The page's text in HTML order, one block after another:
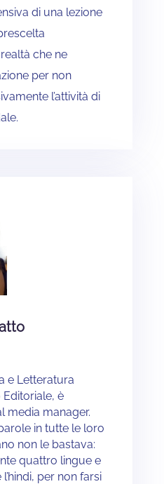
di una lezione
che ne
per non
l’attività di
e Letteratura
Editoriale, è
media manager.
in tutte le loro
non le bastava:
quattro lingue e
per non farsi